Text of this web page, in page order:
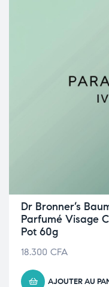
Dr Bronner’s
Parfumé Visage
Pot 60g
18.300 CFA
AJOUTER AU